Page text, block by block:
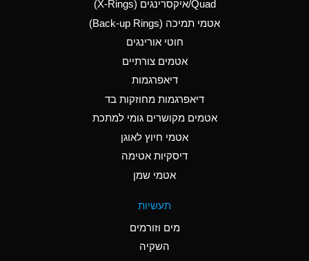
(Aqueous)
Aluminum Phosphate
Ammonia Anhydrous
B
Ammonia Gas (cold)
A
Ammonia Gas (hot)
Quad/איקסרינגים (X-Rings)
אטמי תמיכה (Back-up Rings)
חוטי אורינגים
אטמים צורתיים
דיאפרגמות
דיאפרגמות מחוזקות בד
אטמים מקושרים גומי למתכת
אטמי חיוץ לאוגן
דיסקיות אטימה
אטמי שמן
תעשיות
מים וזורמים
השקיה